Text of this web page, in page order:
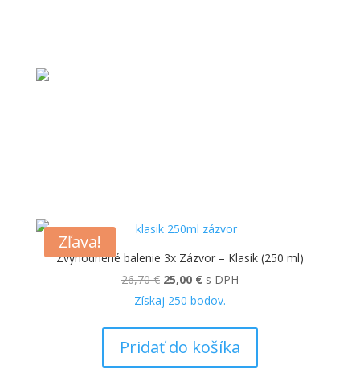
Zľava!
Zvýhodnené balenie 3x Zázvor – Klasik (250 ml)
26,70€ Pôvodná
cena
26,70 €.
25,00 €Aktuálna
cena
25,00 €.
s DPH
Získaj 250 bodov.
Pridať do košíka